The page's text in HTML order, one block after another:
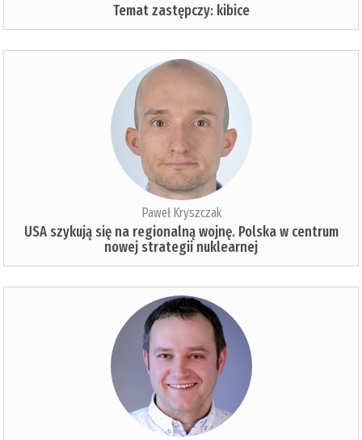
Temat zastępczy: kibice
Paweł Kryszczak
USA szykują się na regionalną wojnę. Polska w centrum
nowej strategii nuklearnej